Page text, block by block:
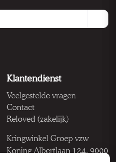
Klantendienst
Veelgestelde vragen
Contact
Reloved (zakelijk)
Kringwinkel Groep vzw
Koning Albertlaan 124, 9000